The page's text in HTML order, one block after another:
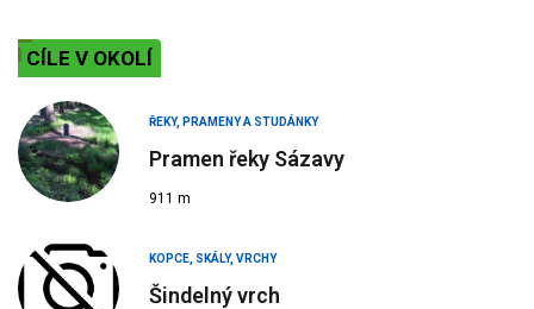
CÍLE V OKOLÍ
ŘEKY, PRAMENY A STUDÁNKY
Pramen řeky Sázavy
911 m
KOPCE, SKÁLY, VRCHY
Šindelný vrch